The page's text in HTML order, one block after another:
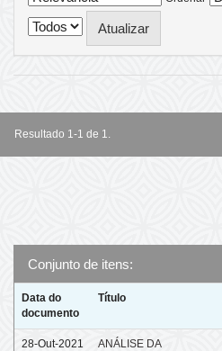
Resultado 1-1 de 1.
Conjunto de itens:
Data do
documento
Título
28-Out-2021
ANÁLISE DA